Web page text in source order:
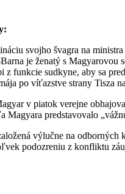
svojho švagra na
je ženatý s Magyarovou
z funkcie sudkyne, aby sa
po víťazstve strany Tisza
v piatok verejne
predstavovalo
výlučne na
podozreniu z konfliktu